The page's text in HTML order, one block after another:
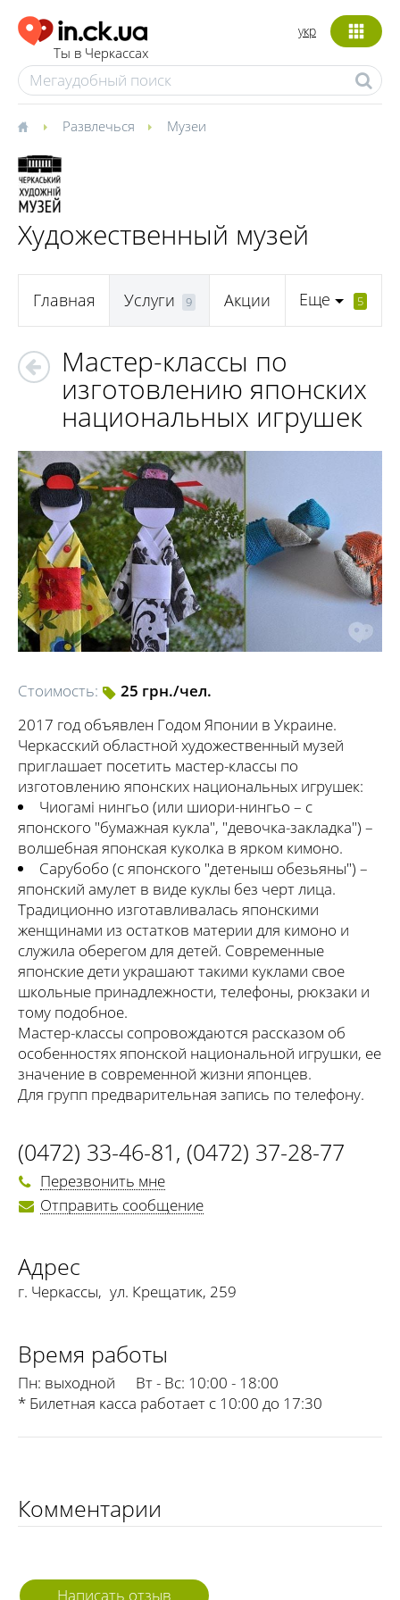
Ты в Черкассах
укр
Развлечься Музеи
Художественный музей
Главная Услуги 9 Акции Еще 5
Мастер-классы по
изготовлению японских
национальных игрушек
Стоимость:
25 грн./чел.
2017 год объявлен Годом Японии в Украине.
Черкасский областной художественный музей
приглашает посетить мастер-классы по
изготовлению японских национальных игрушек:
Чиогамі нингьо (или шиори-нингьо – с
японского "бумажная кукла", "девочка-закладка") –
волшебная японская куколка в ярком кимоно.
Сарубобо (с японского "детеныш обезьяны") –
японский амулет в виде куклы без черт лица.
Традиционно изготавливалась японскими
женщинами из остатков материи для кимоно и
служила оберегом для детей. Современные
японские дети украшают такими куклами свое
школьные принадлежности, телефоны, рюкзаки и
тому подобное.
Мастер-классы сопровождаются рассказом об
особенностях японской национальной игрушки, ее
значение в современной жизни японцев.
Для групп предварительная запись по телефону.
(0472) 33-46-81, (0472) 37-28-77
Перезвонить мне
Отправить сообщение
Адрес
г. Черкассы, ул. Крещатик, 259
Время работы
Пн: выходной Вт - Вс: 10:00 - 18:00
* Билетная касса работает с 10:00 до 17:30
Комментарии
Написать отзыв